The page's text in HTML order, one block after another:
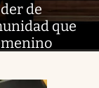
de
que